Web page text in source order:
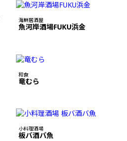
海鮮居酒屋
魚河岸酒場FUKU浜金
和食
竜むら
小料理酒場
板バ酒バ魚